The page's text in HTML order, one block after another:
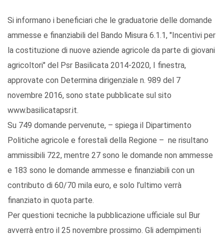
Si informano i beneficiari che le graduatorie delle domande
ammesse e finanziabili del Bando Misura 6.1.1, "Incentivi per
la costituzione di nuove aziende agricole da parte di giovani
agricoltori" del Psr Basilicata 2014-2020, I finestra,
approvate con Determina dirigenziale n. 989 del 7
novembre 2016, sono state pubblicate sul sito
www.basilicatapsr.it.
Su 749 domande pervenute, – spiega il Dipartimento
Politiche agricole e forestali della Regione – ne risultano
ammissibili 722, mentre 27 sono le domande non ammesse
e 183 sono le domande ammesse e finanziabili con un
contributo di 60/70 mila euro, e solo l’ultimo verrà
finanziato in quota parte.
Per questioni tecniche la pubblicazione ufficiale sul Bur
avverrà entro il 25 novembre prossimo. Gli adempimenti